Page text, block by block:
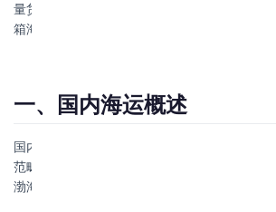
量货物运输中具有显著的成本优势。本文将全
箱海运的方方面面。
一、国内海运概述
国内海运是指在中国沿海港口之间进行的货物
范畴。国内海运不需要报关手续，操作流程相
渤海、长三角、珠三角、东南沿海等经济区域。